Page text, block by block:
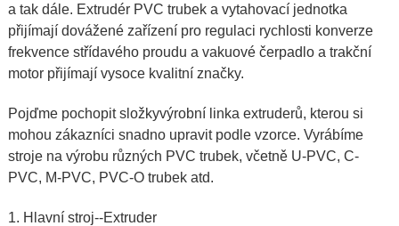
a tak dále. Extrudér PVC trubek a vytahovací jednotka
přijímají dovážené zařízení pro regulaci rychlosti konverze
frekvence střídavého proudu a vakuové čerpadlo a trakční
motor přijímají vysoce kvalitní značky.
Pojďme pochopit složkyvýrobní linka extruderů, kterou si
mohou zákazníci snadno upravit podle vzorce. Vyrábíme
stroje na výrobu různých PVC trubek, včetně U-PVC, C-
PVC, M-PVC, PVC-O trubek atd.
1. Hlavní stroj--Extruder